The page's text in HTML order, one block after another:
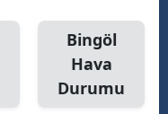
Bingöl
Hava
Durumu